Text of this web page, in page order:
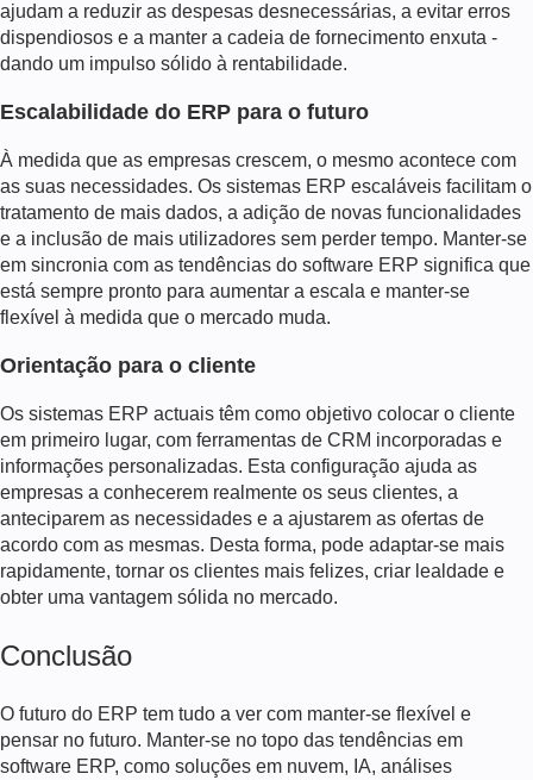
ajudam a reduzir as despesas desnecessárias, a evitar erros
dispendiosos e a manter a cadeia de fornecimento enxuta -
dando um impulso sólido à rentabilidade.
Escalabilidade do ERP para o futuro
À medida que as empresas crescem, o mesmo acontece com
as suas necessidades. Os sistemas ERP escaláveis facilitam o
tratamento de mais dados, a adição de novas funcionalidades
e a inclusão de mais utilizadores sem perder tempo. Manter-se
em sincronia com as tendências do software ERP significa que
está sempre pronto para aumentar a escala e manter-se
flexível à medida que o mercado muda.
Orientação para o cliente
Os sistemas ERP actuais têm como objetivo colocar o cliente
em primeiro lugar, com ferramentas de CRM incorporadas e
informações personalizadas. Esta configuração ajuda as
empresas a conhecerem realmente os seus clientes, a
anteciparem as necessidades e a ajustarem as ofertas de
acordo com as mesmas. Desta forma, pode adaptar-se mais
rapidamente, tornar os clientes mais felizes, criar lealdade e
obter uma vantagem sólida no mercado.
Conclusão
O futuro do ERP tem tudo a ver com manter-se flexível e
pensar no futuro. Manter-se no topo das tendências em
software ERP, como soluções em nuvem, IA, análises